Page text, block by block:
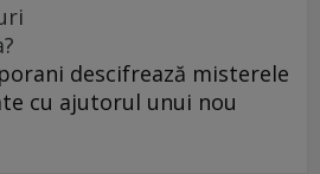
descifrează misterele
cu ajutorul unui nou